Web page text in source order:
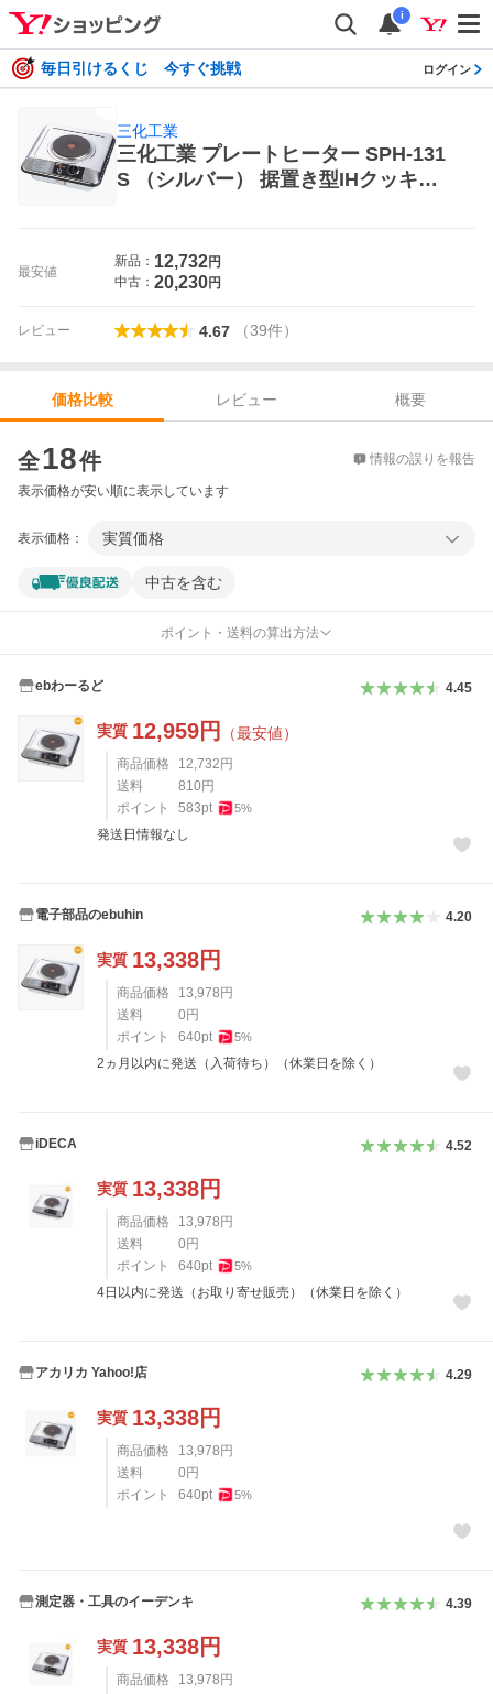
i
毎日引けるくじ 今すぐ挑戦 ログイン
三化工業
三化工業 プレートヒーター SPH-131
S （シルバー） 据置き型IHクッキン
最安値
新品： 12,732円
中古： 20,230円
レビュー 4.67 （39件）
価格比較 レビュー
概要
全18件 情報の誤りを報告
表示価格が安い順に表示しています
表示価格： 実質価格
中古を含む
ポイント・送料の算出方法
ebわーるど 4.45
実質 12,959円 （最安値）
商品価格 12,732 円
送料
810 円
ポイント
583pt 5%
発送日情報なし
電子部品のebuhin 4.20
実質 13,338円
商品価格 13,978 円
送料
0 円
ポイント
640pt 5%
2ヵ月以内に発送（入荷待ち）（休業日を除く）
iDECA 4.52
実質 13,338円
商品価格 13,978 円
送料
0 円
ポイント
640pt 5%
4日以内に発送（お取り寄せ販売）（休業日を除く）
アカリカ Yahoo!店 4.29
実質 13,338円
商品価格 13,978 円
送料
0 円
ポイント
640pt 5%
測定器・工具のイーデンキ 4.39
実質 13,338円
商品価格 13,978 円